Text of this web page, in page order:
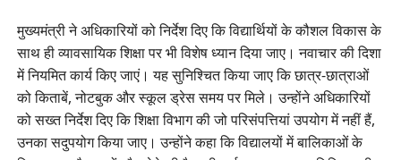
मुख्यमंत्री ने अधिकारियों को निर्देश दिए कि विद्यार्थियों के कौशल विकास के
साथ ही व्यावसायिक शिक्षा पर भी विशेष ध्यान दिया जाए। नवाचार की दिशा
में नियमित कार्य किए जाएं। यह सुनिश्चित किया जाए कि छात्र-छात्राओं
को किताबें, नोटबुक और स्कूल ड्रेस समय पर मिले। उन्होंने अधिकारियों
को सख्त निर्देश दिए कि शिक्षा विभाग की जो परिसंपत्तियां उपयोग में नहीं हैं,
उनका सदुपयोग किया जाए। उन्होंने कहा कि विद्यालयों में बालिकाओं के